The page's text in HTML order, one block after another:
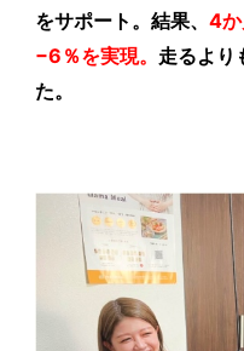
をサポート。結果、4
−6％を実現。 走るより
た。